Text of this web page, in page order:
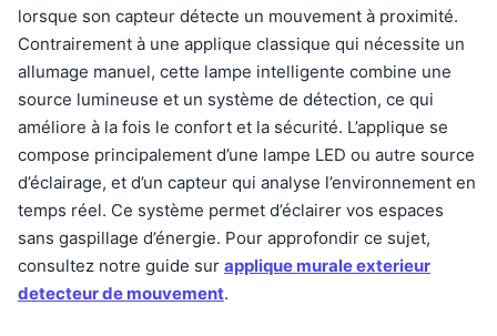
lorsque son capteur détecte un mouvement à proximité.
Contrairement à une applique classique qui nécessite un
allumage manuel, cette lampe intelligente combine une
source lumineuse et un système de détection, ce qui
améliore à la fois le confort et la sécurité. L’applique se
compose principalement d’une lampe LED ou autre source
d’éclairage, et d’un capteur qui analyse l’environnement en
temps réel. Ce système permet d’éclairer vos espaces
sans gaspillage d’énergie. Pour approfondir ce sujet,
consultez notre guide sur applique murale exterieur
detecteur de mouvement.